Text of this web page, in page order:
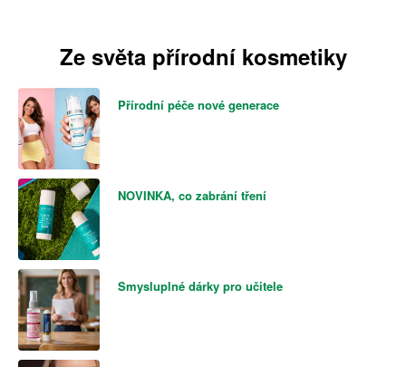
Ze světa přírodní kosmetiky
Přírodní péče nové generace
NOVINKA, co zabrání tření
Smysluplné dárky pro učitele